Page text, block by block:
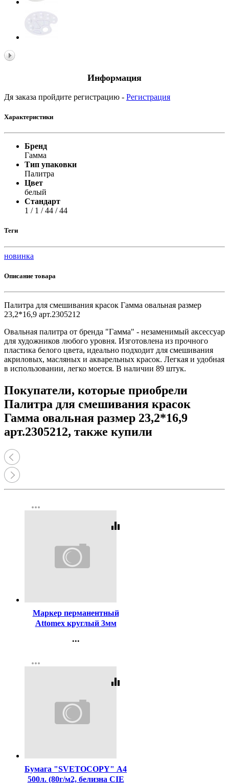
Информация
Дя заказа пройдите регистрацию - Регистрация
Характеристики
Бренд
Гамма
Тип упаковки
Палитра
Цвет
белый
Стандарт
1 / 1 / 44 / 44
Теги
новинка
Описание товара
Палитра для смешивания красок Гамма овальная размер
23,2*16,9 арт.2305212
Овальная палитра от бренда "Гамма" - незаменимый аксессуар
для художников любого уровня. Изготовлена из прочного
пластика белого цвета, идеально подходит для смешивания
акриловых, масляных и акварельных красок. Легкая и удобная
в использовании, легко моется. В наличии 89 штук.
Покупатели, которые приобрели
Палитра для смешивания красок
Гамма овальная размер 23,2*16,9
арт.2305212, также купили
more_horiz
equalizer
Маркер перманентный
Attomex круглый 3мм
...
Регистрация
more_horiz
equalizer
Бумага "SVETOCOPY" А4
500л. (80г/м2, белизна CIE